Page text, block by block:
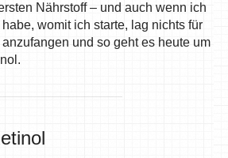
Nährstoff – und auch wenn ich
womit ich starte, lag nichts für
und so geht es heute um